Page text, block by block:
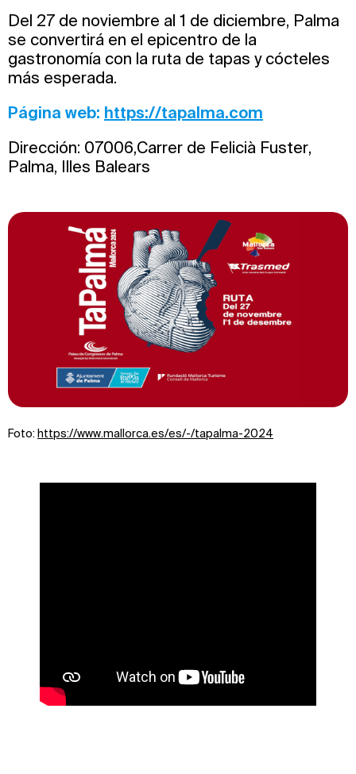
Del 27 de noviembre al 1 de diciembre, Palma
se convertirá en el epicentro de la
gastronomía con la ruta de tapas y cócteles
más esperada.
Página web: https://tapalma.com
Dirección: 07006,Carrer de Felicià Fuster,
Palma, Illes Balears
Foto: https://www.mallorca.es/es/-/tapalma-2024